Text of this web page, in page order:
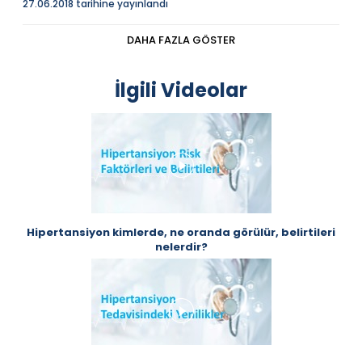
27.06.2018 tarihine yayınlandı
sebep tedavi edilmelidir. Beslenme, hayat tarzı,
uykusuzluk ile ilgili olabilir. Bu düzeltmelerin
tedavisine başlanır. İlaç tedavileri karşılık vermediği
durumda girişimsel tedavi yöntemleri uygulanır.
DAHA FAZLA GÖSTER
İlgili Videolar
Hipertansiyon kimlerde, ne oranda görülür, belirtileri
nelerdir?